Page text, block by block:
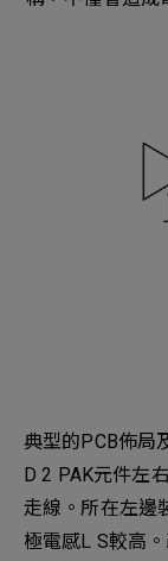
典型的PCB佈局
D 2 PAK元件左
走線。所在左邊
極電感L S較高